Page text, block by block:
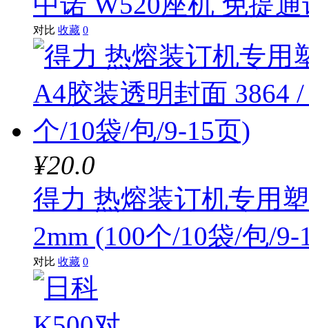
对比 收藏 0
¥20.0
得力 热熔装订机专用
2mm (100个/10袋/包/9-
对比 收藏 0